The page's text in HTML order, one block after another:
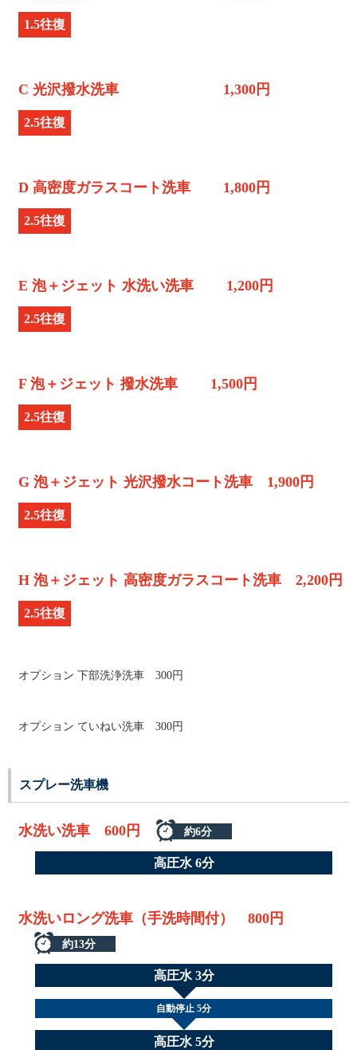
1.5往復
C 光沢撥水洗車 1,300円
2.5往復
D 高密度ガラスコート洗車 1,800円
2.5往復
E 泡＋ジェット 水洗い洗車 1,200円
2.5往復
F 泡＋ジェット 撥水洗車 1,500円
2.5往復
G 泡＋ジェット 光沢撥水コート洗車 1,900円
2.5往復
H 泡＋ジェット 高密度ガラスコート洗車 2,200円
2.5往復
オプション 下部洗浄洗車 300円
オプション ていねい洗車 300円
スプレー洗車機
水洗い洗車 600円 約6分
高圧水 6分
水洗いロング洗車（手洗時間付） 800円
約13分
高圧水 3分
自動停止 5分
高圧水 5分